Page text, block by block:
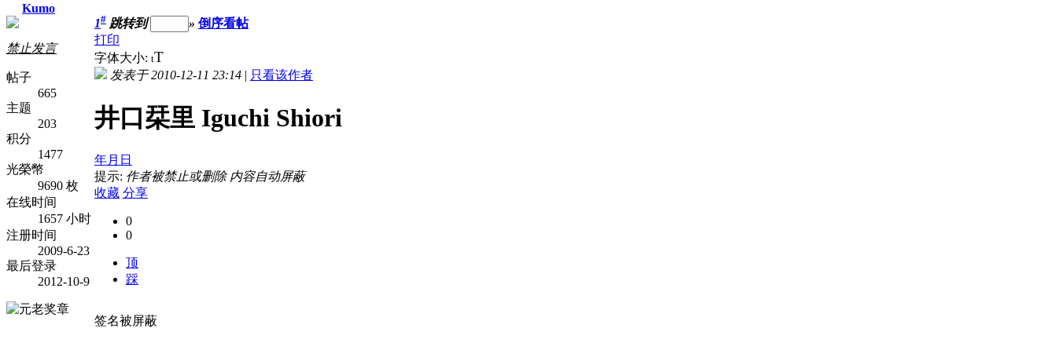
Kumo
禁止发言
帖子
665
主题
203
积分
1477
光榮幣
9690 枚
在线时间
1657 小时
注册时间
2009-6-23
最后登录
2012-10-9
1# 跳转到 » 倒序看帖
打印
字体大小: tT
发表于 2010-12-11 23:14 | 只看该作者
井口栞里 Iguchi Shiori
年月日
提示: 作者被禁止或删除 内容自动屏蔽
收藏 分享
0
0
顶
踩
签名被屏蔽